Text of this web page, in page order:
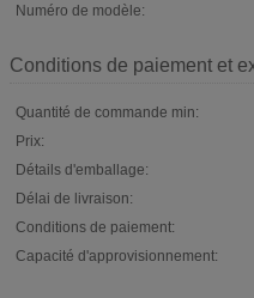
Numéro de modèle:
Conditions de paiement et
Quantité de commande min:
Prix:
Détails d'emballage:
Délai de livraison:
Conditions de paiement:
Capacité d'approvisionnement: